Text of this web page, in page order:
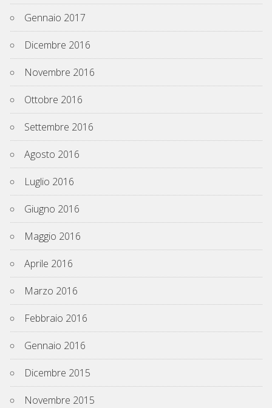
Gennaio 2017
Dicembre 2016
Novembre 2016
Ottobre 2016
Settembre 2016
Agosto 2016
Luglio 2016
Giugno 2016
Maggio 2016
Aprile 2016
Marzo 2016
Febbraio 2016
Gennaio 2016
Dicembre 2015
Novembre 2015